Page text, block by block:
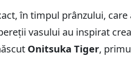
în timpul prânzului,
vasului au inspirat
Onitsuka Tiger,